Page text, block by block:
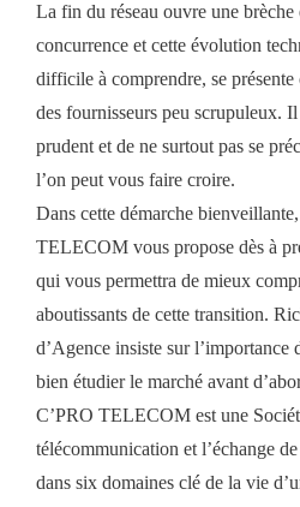
La fin du réseau ouvre une brèche
concurrence et cette évolution
difficile à comprendre, se
des fournisseurs peu scrupuleux. Il
prudent et de ne surtout pas se
l’on peut vous faire croire.
Dans cette démarche
TELECOM vous propose dès à
qui vous permettra de mieux
aboutissants de cette transition.
d’Agence insiste sur l’importance
bien étudier le marché avant
C’PRO TELECOM est une
télécommunication et l’échange
dans six domaines clé de la vie